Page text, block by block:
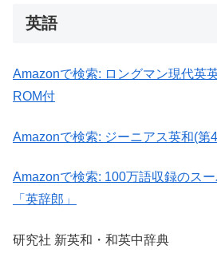
英語
Amazonで検索: ロングマン現代英
ROM付
Amazonで検索: ジーニアス英和(第
Amazonで検索: 100万語収録のス
「英辞郎」
研究社 新英和・和英中辞典